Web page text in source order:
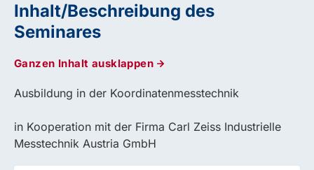
Inhalt/Beschreibung des
Seminares
Ganzen Inhalt ausklappen
Ausbildung in der Koordinatenmesstechnik
in Kooperation mit der Firma Carl Zeiss Industrielle
Messtechnik Austria GmbH